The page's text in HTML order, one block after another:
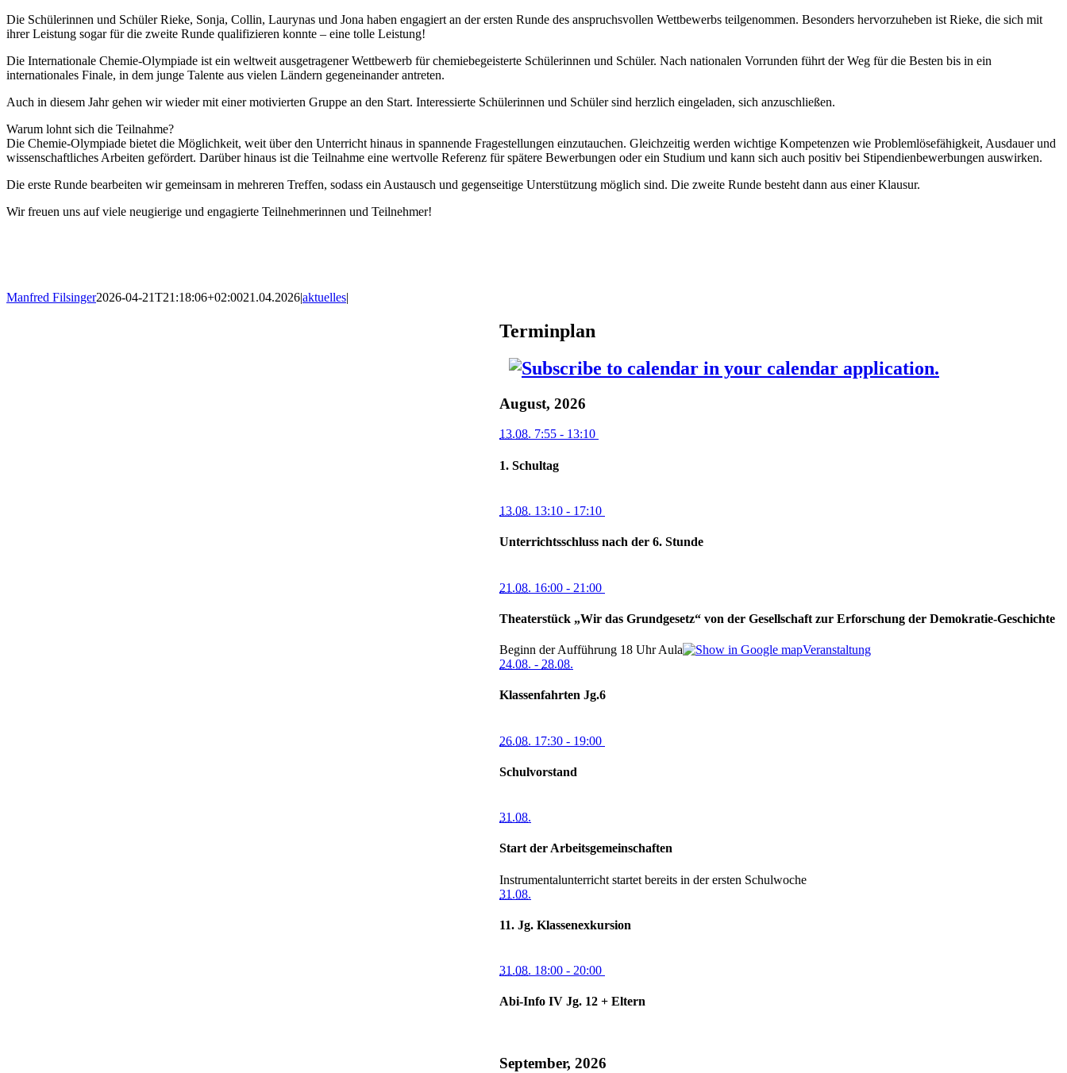
Die Schülerinnen und Schüler Rieke, Sonja, Collin, Laurynas und Jona haben engagiert an der ersten Runde des anspruchsvollen Wettbewerbs teilgenommen. Besonders hervorzuheben ist Rieke, die sich mit
ihrer Leistung sogar für die zweite Runde qualifizieren konnte – eine tolle Leistung!
Die Internationale Chemie-Olympiade ist ein weltweit ausgetragener Wettbewerb für chemiebegeisterte Schülerinnen und Schüler. Nach nationalen Vorrunden führt der Weg für die Besten bis in ein
internationales Finale, in dem junge Talente aus vielen Ländern gegeneinander antreten.
Auch in diesem Jahr gehen wir wieder mit einer motivierten Gruppe an den Start. Interessierte Schülerinnen und Schüler sind herzlich eingeladen, sich anzuschließen.
Warum lohnt sich die Teilnahme?
Die Chemie-Olympiade bietet die Möglichkeit, weit über den Unterricht hinaus in spannende Fragestellungen einzutauchen. Gleichzeitig werden wichtige Kompetenzen wie Problemlösefähigkeit, Ausdauer und
wissenschaftliches Arbeiten gefördert. Darüber hinaus ist die Teilnahme eine wertvolle Referenz für spätere Bewerbungen oder ein Studium und kann sich auch positiv bei Stipendienbewerbungen auswirken.
Die erste Runde bearbeiten wir gemeinsam in mehreren Treffen, sodass ein Austausch und gegenseitige Unterstützung möglich sind. Die zweite Runde besteht dann aus einer Klausur.
Wir freuen uns auf viele neugierige und engagierte Teilnehmerinnen und Teilnehmer!
Manfred Filsinger2026-04-21T21:18:06+02:0021.04.2026|aktuelles|
Terminplan
August, 2026
13.08. 7:55 - 13:10
1. Schultag
13.08. 13:10 - 17:10
Unterrichtsschluss nach der 6. Stunde
21.08. 16:00 - 21:00
Theaterstück „Wir das Grundgesetz“ von der Gesellschaft zur Erforschung der Demokratie-Geschichte
Beginn der Aufführung 18 UhrAula
Veranstaltung
24.08. - 28.08.
Klassenfahrten Jg.6
26.08. 17:30 - 19:00
Schulvorstand
31.08.
Start der Arbeitsgemeinschaften
Instrumentalunterricht startet bereits in der ersten Schulwoche
31.08.
11. Jg. Klassenexkursion
31.08. 18:00 - 20:00
Abi-Info IV Jg. 12 + Eltern
September, 2026